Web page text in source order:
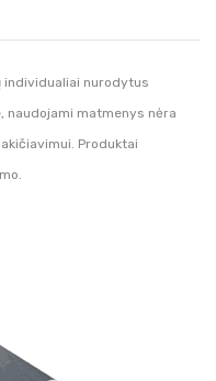
individualiai nurodytus
naudojami matmenys nėra
Produktai